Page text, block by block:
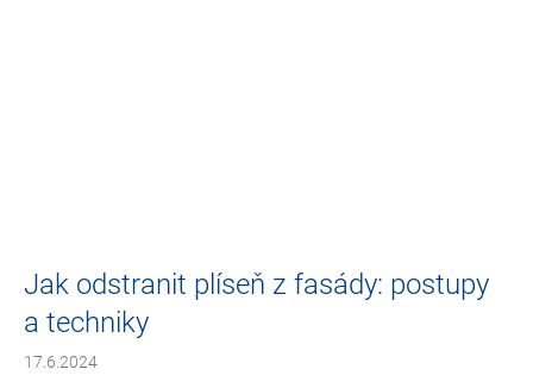
Jak odstranit plíseň z fasády: postupy
a techniky
17.6.2024